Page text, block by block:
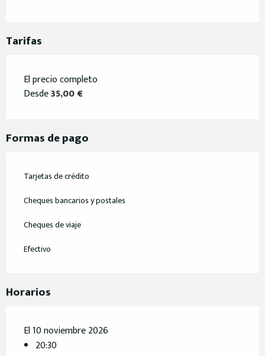
Tarifas
El precio completo
Desde35,00 €
Formas de pago
Tarjetas de crédito
Cheques bancarios y postales
Cheques de viaje
Efectivo
Horarios
El 10 noviembre 2026
20:30